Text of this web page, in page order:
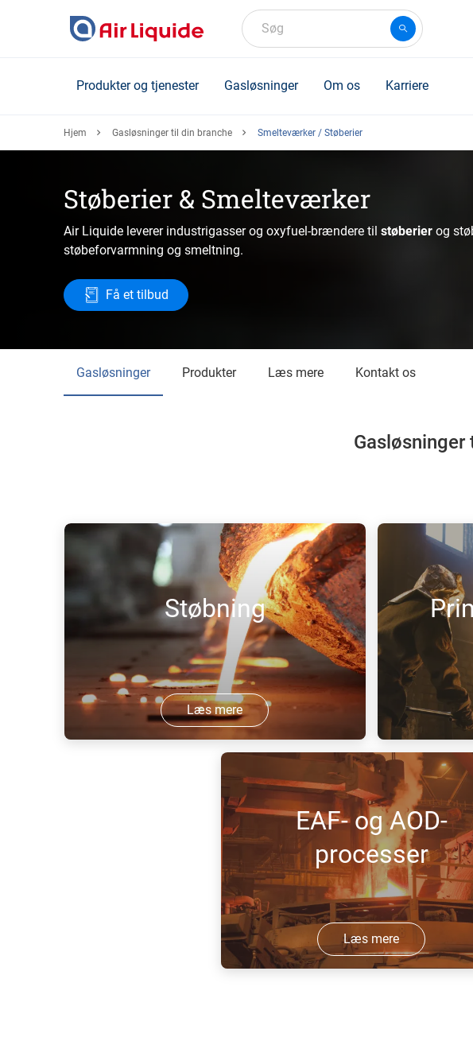
Søg
Produkter og tjenester Gasløsninger Om os Karriere
Hjem Gasløsninger til din branche Smelteværker / Støberier
Støberier & Smelteværker
Air Liquide leverer industrigasser og oxyfuel-brændere til støberier og
støbeforvarmning og smeltning.
Få et tilbud
Gasløsninger Produkter Læs mere Kontakt os
Støbning
Læs mere
Gasser til støberier, såsom
støbeforvarmning og smeltning.
Løsninger til
anvendes et
EAF- og AOD-
processer
Læs mere